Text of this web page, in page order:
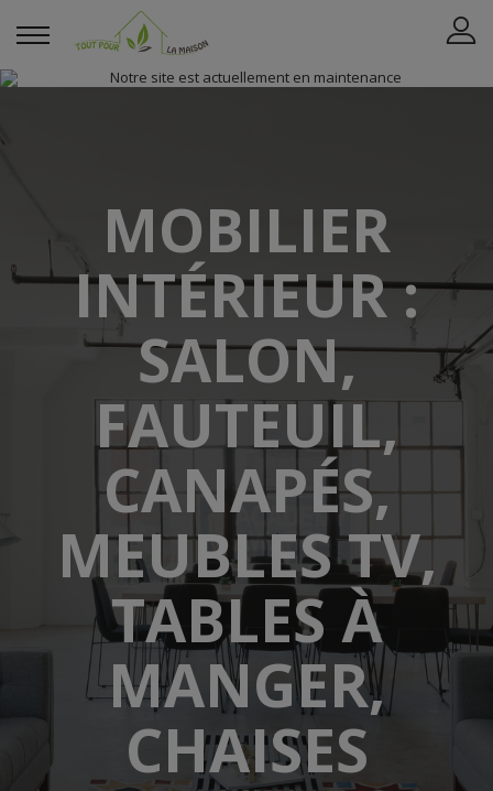
MOBILIER
INTÉRIEUR :
SALON,
FAUTEUIL,
CANAPÉS,
MEUBLES TV,
TABLES À
MANGER,
CHAISES